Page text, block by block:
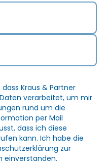
Kraus & Partner
verarbeitet, um mir
rund um die
per Mail
dass ich diese
kann. Ich habe die
zur
einverstanden.